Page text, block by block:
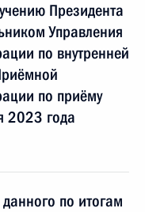
Президента
Управления
по внутренней
по приёму
2023 года
по итогам